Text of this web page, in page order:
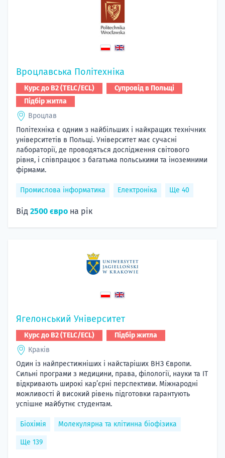
Вроцлавська Політехніка
Курс до B2 (TELC/ECL)
Супровід в Польщі
Підбір житла
Вроцлав
Політехніка є одним з найбільших і найкращих технічних
університетів в Польщі. Університет має сучасні
лабораторії, де проводяться дослідження світового
рівня, і співпрацює з багатьма польськими та іноземними
фірмами.
Промислова інформатика Електроніка Ще 40
Від 2500 євро на рік
Ягелонський Університет
Курс до B2 (TELC/ECL)
Підбір житла
Краків
Один із найпрестижніших і найстаріших ВНЗ Європи.
Сильні програми з медицини, права, філології, науки та ІТ
відкривають широкі кар’єрні перспективи. Міжнародні
можливості й високий рівень підготовки гарантують
успішне майбутнє студентам.
Біохімія Молекулярна та клітинна біофізика
Ще 139